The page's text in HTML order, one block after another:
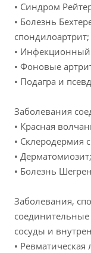
• Синдром
• Болезнь
спондилоартрит;
• Инфекционный
• Фоновые
• Подагра и
Заболевания
• Красная
• Склеродермия
• Дерматомиозит;
• Болезнь
Заболевания,
сосуды и
•